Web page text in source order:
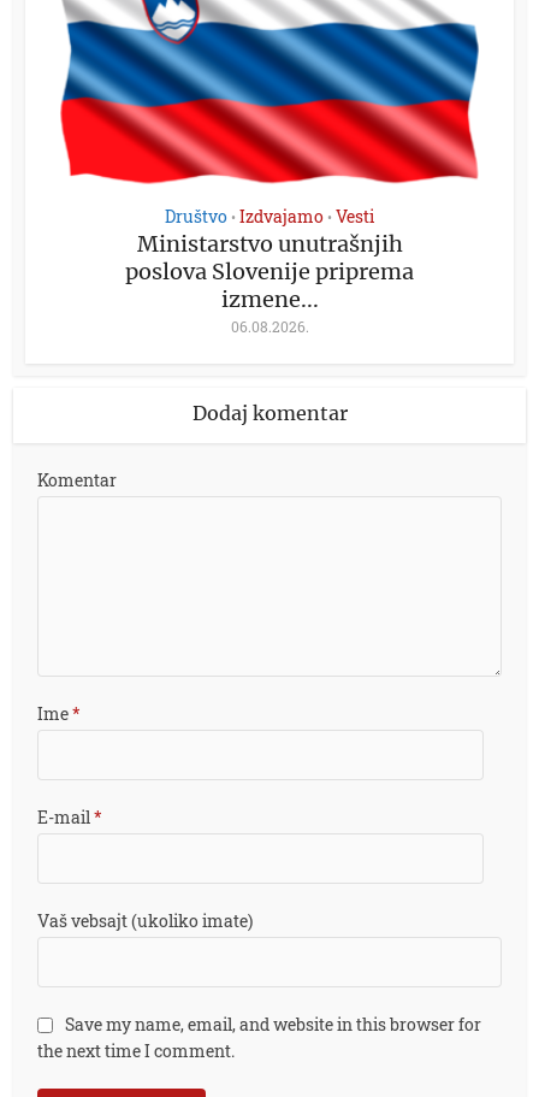
Društvo • Izdvajamo • Vesti
Ministarstvo unutrašnjih
poslova Slovenije priprema
izmene...
06.08.2026.
Dodaj komentar
Komentar
Ime*
E-mail*
Vaš vebsajt (ukoliko imate)
Save my name, email, and website in this browser for
the next time I comment.